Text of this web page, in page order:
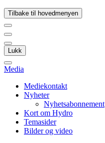
Tilbake til hovedmenyen
Lukk
Media
Mediekontakt
Nyheter
Nyhetsabonnement
Kort om Hydro
Temasider
Bilder og video